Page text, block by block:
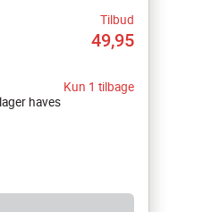
Tilbud
49,95
Kun 1 tilbage
haves